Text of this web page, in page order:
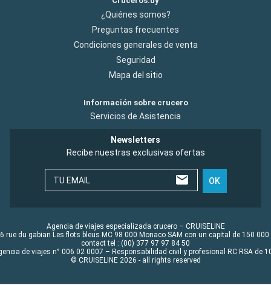
¿Quiénes somos?
Preguntas frecuentes
Condiciones generales de venta
Seguridad
Mapa del sitio
Información sobre crucero
Servicios de Asistencia
Newsletters
Recibe nuestras exclusivas ofertas
TU EMAIL OK
Agencia de viajes especializada crucero – CRUISELINE
rue du gabian Les flots bleus MC 98 000 Monaco SAM con un capital de 150 000
contact tel : (00) 377 97 97 84 50
de viajes n° 006 02 0007 – Responsabilidad civil y profesional RC RSA de
© CRUISELINE 2026 - all rights reserved